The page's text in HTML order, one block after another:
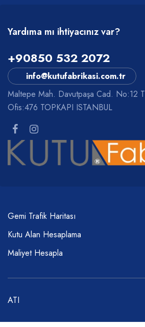
Yardıma mı ihtiyacınız var?
+90850 532 2072
info@kutufabrikasi.com.tr
Maltepe Mah. Davutpaşa Cad. No:12
Ofis:476 TOPKAPI ISTANBUL
Gemi Trafik Haritası
Kutu Alan Hesaplama
Maliyet Hesapla
ATI